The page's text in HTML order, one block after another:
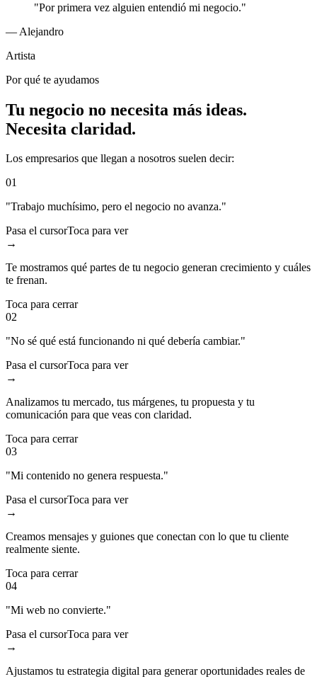
"Por primera vez alguien entendió mi negocio."
— Alejandro
Artista
Por qué te ayudamos
Tu negocio no necesita más ideas.
Necesita claridad.
Los empresarios que llegan a nosotros suelen decir:
01
"Trabajo muchísimo, pero el negocio no avanza."
Pasa el cursorToca para ver
→
Te mostramos qué partes de tu negocio generan crecimiento y cuáles
te frenan.
Toca para cerrar
02
"No sé qué está funcionando ni qué debería cambiar."
Pasa el cursorToca para ver
→
Analizamos tu mercado, tus márgenes, tu propuesta y tu
comunicación para que veas con claridad.
Toca para cerrar
03
"Mi contenido no genera respuesta."
Pasa el cursorToca para ver
→
Creamos mensajes y guiones que conectan con lo que tu cliente
realmente siente.
Toca para cerrar
04
"Mi web no convierte."
Pasa el cursorToca para ver
→
Ajustamos tu estrategia digital para generar oportunidades reales de